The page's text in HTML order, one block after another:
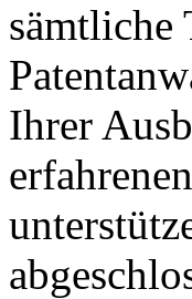
sämtliche
Ihrer